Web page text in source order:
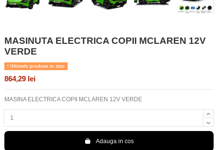
MASINUTA ELECTRICA COPII MCLAREN 12V
VERDE
Ultimele produse in stoc
864,29 lei
MASINA ELECTRICA COPII MCLAREN 12V VERDE
Adauga in cos